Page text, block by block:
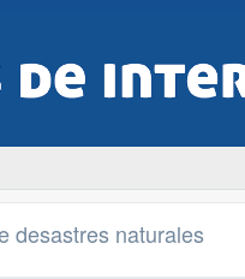
desastres naturales